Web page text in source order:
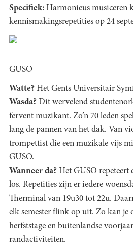
Specifiek: Harmonieus musiceren
kennismakingsrepetities op 24
GUSO
Watte? Het Gents Universitair
Wasda? Dit wervelend
fervent muzikant. Zo’n 70 leden
lang de pannen van het dak. Van
trompettist die een muzikale vijs
GUSO.
Wanneer da? Het GUSO repeteert
los. Repetities zijn er iedere
Therminal van 19u30 tot 22u.
elk semester flink op uit. Zo kan je
herfststage en buitenlandse
randactiviteiten.